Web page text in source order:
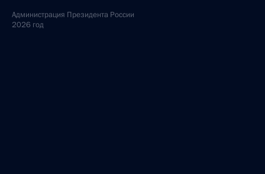
Администрация Президента России
2026 год